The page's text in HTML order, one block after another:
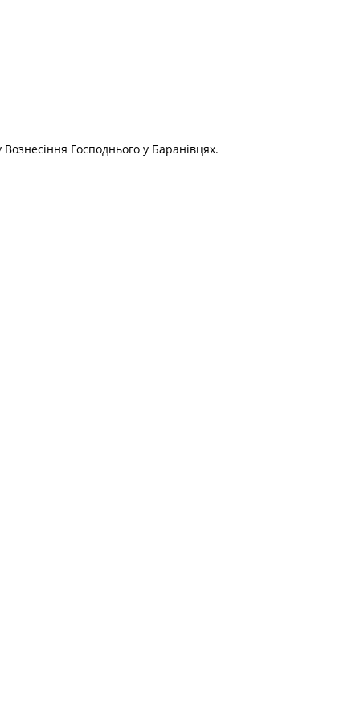
Господнього у Баранівцях.